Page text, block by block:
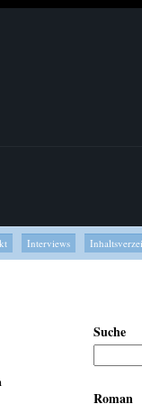
Interviews
Suche
Roman